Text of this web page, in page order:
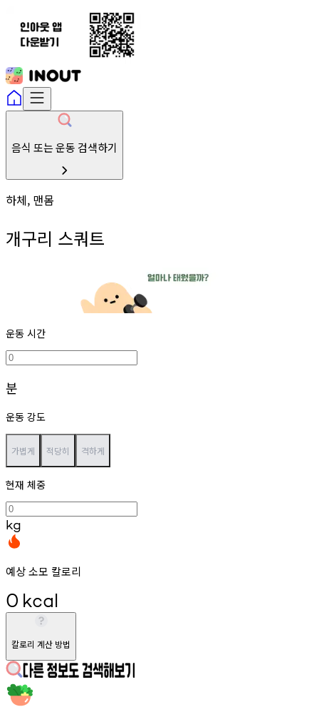
음식 또는 운동 검색하기
하체, 맨몸
개구리 스쿼트
운동 시간
분
운동 강도
가볍게 적당히 격하게
현재 체중
kg
예상 소모 칼로리
0 kcal
칼로리 계산 방법